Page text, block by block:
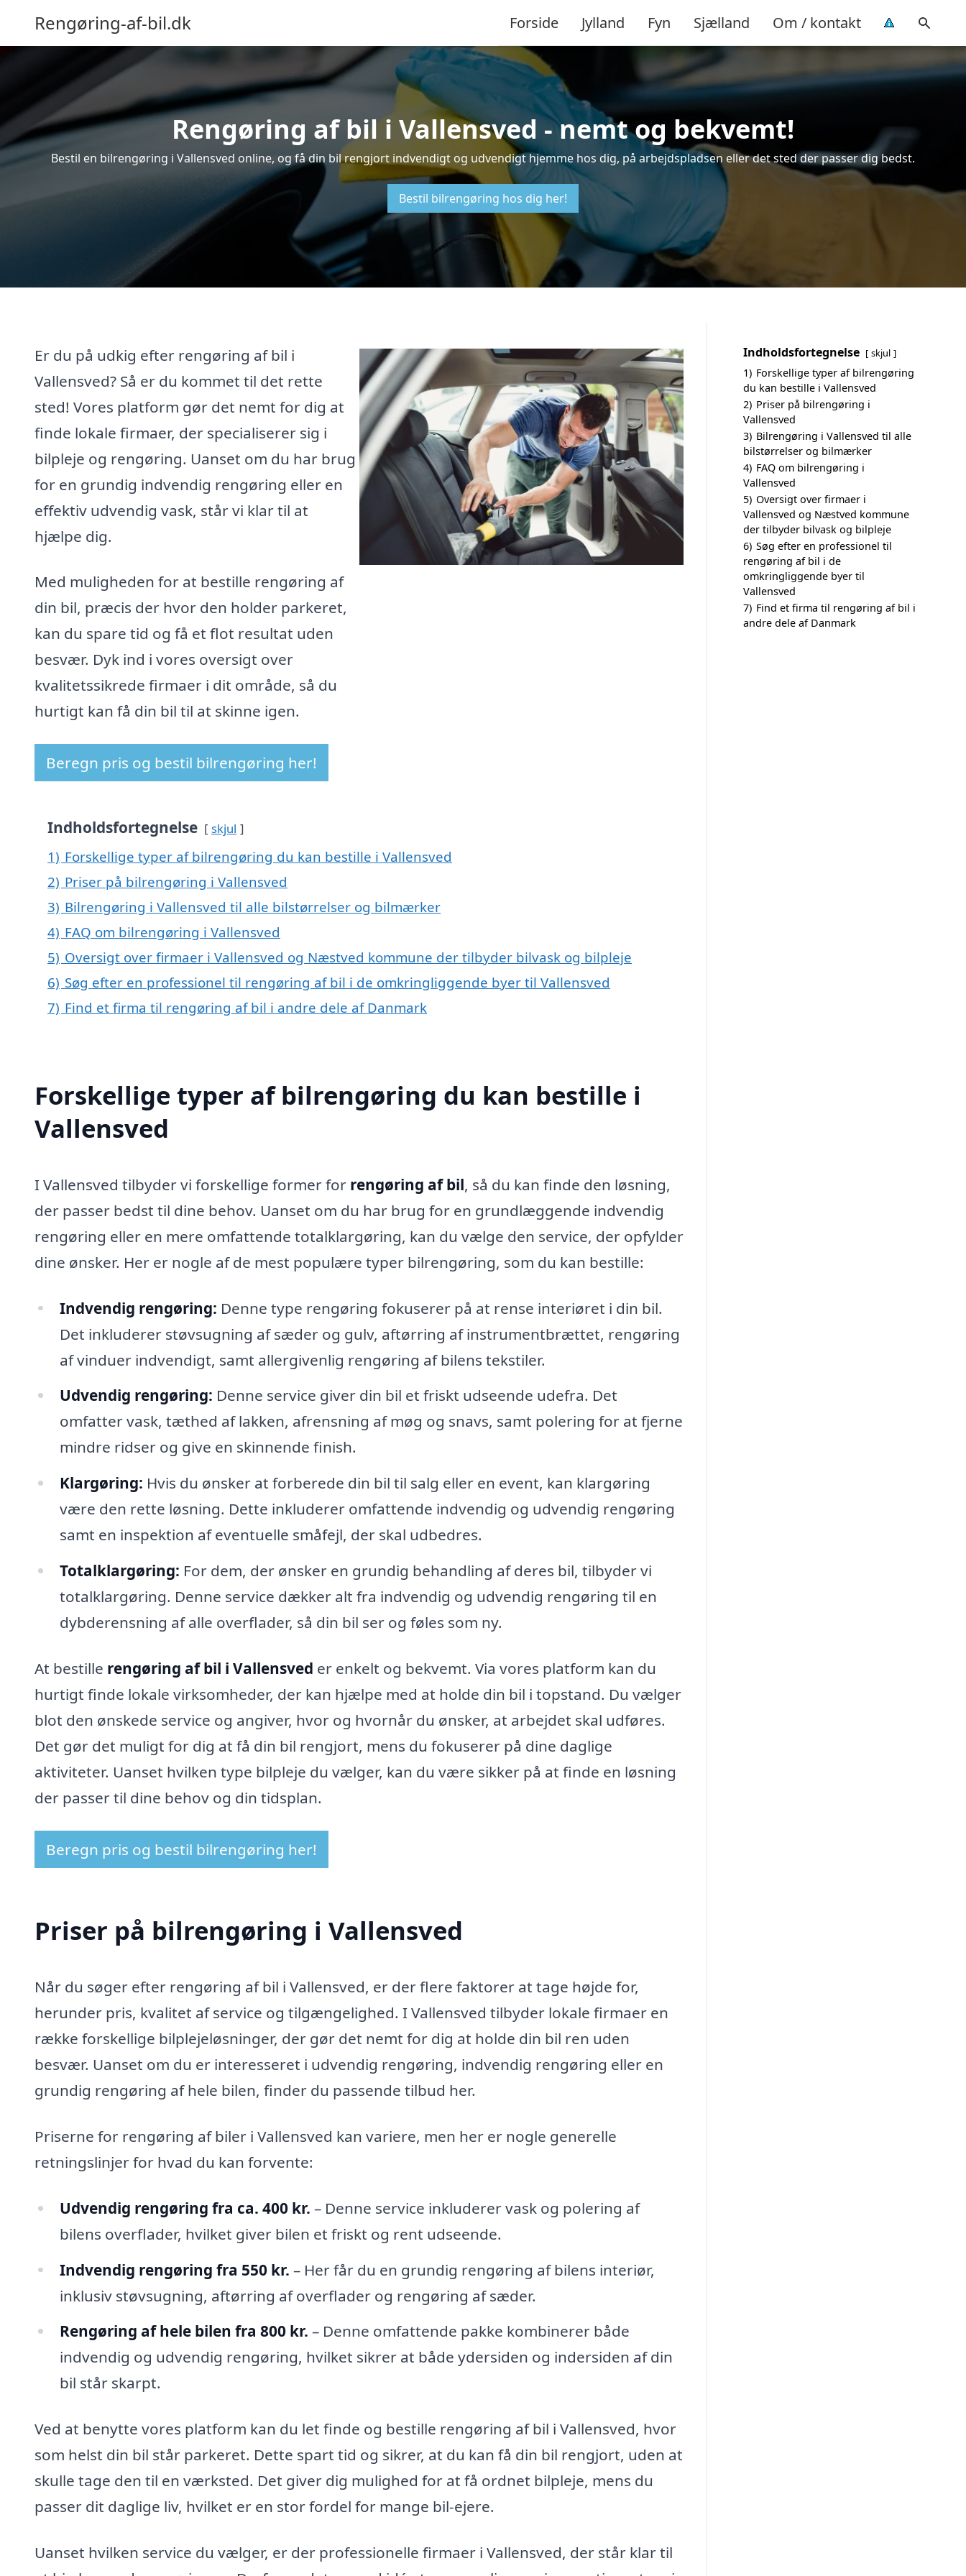
Rengøring-af-bil.dk Forside Jylland Fyn Sjælland Om / kontakt
Rengøring af bil i Vallensved - nemt og bekvemt!
Bestil en bilrengøring i Vallensved online, og få din bil rengjort indvendigt og udvendigt hjemme hos dig, på arbejdspladsen eller det sted der passer dig bedst.
Bestil bilrengøring hos dig her!
Er du på udkig efter rengøring af bil i
Vallensved? Så er du kommet til det rette
sted! Vores platform gør det nemt for dig at
finde lokale firmaer, der specialiserer sig i
bilpleje og rengøring. Uanset om du har brug
for en grundig indvendig rengøring eller en
effektiv udvendig vask, står vi klar til at
hjælpe dig.
Med muligheden for at bestille rengøring af
din bil, præcis der hvor den holder parkeret,
kan du spare tid og få et flot resultat uden
besvær. Dyk ind i vores oversigt over
kvalitetssikrede firmaer i dit område, så du
hurtigt kan få din bil til at skinne igen.
Beregn pris og bestil bilrengøring her!
Indholdsfortegnelse skjul
1) Forskellige typer af bilrengøring du kan bestille i Vallensved
2) Priser på bilrengøring i Vallensved
3) Bilrengøring i Vallensved til alle bilstørrelser og bilmærker
4) FAQ om bilrengøring i Vallensved
5) Oversigt over firmaer i Vallensved og Næstved kommune der tilbyder bilvask og bilpleje
6) Søg efter en professionel til rengøring af bil i de omkringliggende byer til Vallensved
7) Find et firma til rengøring af bil i andre dele af Danmark
Forskellige typer af bilrengøring du kan bestille i
Vallensved
I Vallensved tilbyder vi forskellige former for rengøring af bil, så du kan finde den løsning,
der passer bedst til dine behov. Uanset om du har brug for en grundlæggende indvendig
rengøring eller en mere omfattende totalklargøring, kan du vælge den service, der opfylder
dine ønsker. Her er nogle af de mest populære typer bilrengøring, som du kan bestille:
Indvendig rengøring: Denne type rengøring fokuserer på at rense interiøret i din bil.
Det inkluderer støvsugning af sæder og gulv, aftørring af instrumentbrættet, rengøring
af vinduer indvendigt, samt allergivenlig rengøring af bilens tekstiler.
Udvendig rengøring: Denne service giver din bil et friskt udseende udefra. Det
omfatter vask, tæthed af lakken, afrensning af møg og snavs, samt polering for at fjerne
mindre ridser og give en skinnende finish.
Klargøring: Hvis du ønsker at forberede din bil til salg eller en event, kan klargøring
være den rette løsning. Dette inkluderer omfattende indvendig og udvendig rengøring
samt en inspektion af eventuelle småfejl, der skal udbedres.
Totalklargøring: For dem, der ønsker en grundig behandling af deres bil, tilbyder vi
totalklargøring. Denne service dækker alt fra indvendig og udvendig rengøring til en
dybderensning af alle overflader, så din bil ser og føles som ny.
At bestille rengøring af bil i Vallensved er enkelt og bekvemt. Via vores platform kan du
hurtigt finde lokale virksomheder, der kan hjælpe med at holde din bil i topstand. Du vælger
blot den ønskede service og angiver, hvor og hvornår du ønsker, at arbejdet skal udføres.
Det gør det muligt for dig at få din bil rengjort, mens du fokuserer på dine daglige
aktiviteter. Uanset hvilken type bilpleje du vælger, kan du være sikker på at finde en løsning
der passer til dine behov og din tidsplan.
Beregn pris og bestil bilrengøring her!
Priser på bilrengøring i Vallensved
Når du søger efter rengøring af bil i Vallensved, er der flere faktorer at tage højde for,
herunder pris, kvalitet af service og tilgængelighed. I Vallensved tilbyder lokale firmaer en
række forskellige bilplejeløsninger, der gør det nemt for dig at holde din bil ren uden
besvær. Uanset om du er interesseret i udvendig rengøring, indvendig rengøring eller en
grundig rengøring af hele bilen, finder du passende tilbud her.
Priserne for rengøring af biler i Vallensved kan variere, men her er nogle generelle
retningslinjer for hvad du kan forvente:
Udvendig rengøring fra ca. 400 kr. – Denne service inkluderer vask og polering af
bilens overflader, hvilket giver bilen et friskt og rent udseende.
Indvendig rengøring fra 550 kr. – Her får du en grundig rengøring af bilens interiør,
inklusiv støvsugning, aftørring af overflader og rengøring af sæder.
Rengøring af hele bilen fra 800 kr. – Denne omfattende pakke kombinerer både
indvendig og udvendig rengøring, hvilket sikrer at både ydersiden og indersiden af din
bil står skarpt.
Ved at benytte vores platform kan du let finde og bestille rengøring af bil i Vallensved, hvor
som helst din bil står parkeret. Dette spart tid og sikrer, at du kan få din bil rengjort, uden at
skulle tage den til en værksted. Det giver dig mulighed for at få ordnet bilpleje, mens du
passer dit daglige liv, hvilket er en stor fordel for mange bil-ejere.
Uanset hvilken service du vælger, er der professionelle firmaer i Vallensved, der står klar til
Indholdsfortegnelse skjul
1) Forskellige typer af bilrengøring
du kan bestille i Vallensved
2) Priser på bilrengøring i
Vallensved
3) Bilrengøring i Vallensved til alle
bilstørrelser og bilmærker
4) FAQ om bilrengøring i
Vallensved
5) Oversigt over firmaer i
Vallensved og Næstved kommune
der tilbyder bilvask og bilpleje
6) Søg efter en professionel til
rengøring af bil i de
omkringliggende byer til
Vallensved
7) Find et firma til rengøring af bil i
andre dele af Danmark